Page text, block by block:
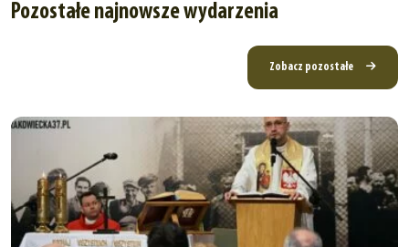
Pozostałe najnowsze wydarzenia
Zobacz pozostałe